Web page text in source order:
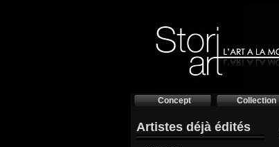
Concept Collection
Artistes déjà édités